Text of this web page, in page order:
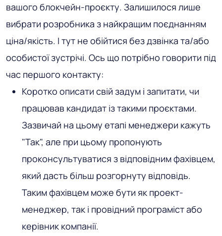
вашого блокчейн-проєкту. Залишилося лише
вибрати розробника з найкращим поєднанням
ціна/якість. І тут не обійтися без дзвінка та/або
особистої зустрічі. Ось що потрібно говорити під
час першого контакту:
Коротко описати свій задум і запитати, чи
працював кандидат із такими проєктами.
Зазвичай на цьому етапі менеджери кажуть
"Так", але при цьому пропонують
проконсультуватися з відповідним фахівцем,
який дасть більш розгорнуту відповідь.
Таким фахівцем може бути як проект-
менеджер, так і провідний програміст або
керівник компанії.